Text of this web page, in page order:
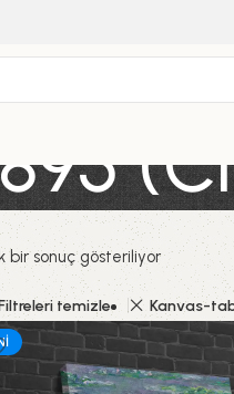
bir sonuç gösteriliyor
temizle Kanvas-